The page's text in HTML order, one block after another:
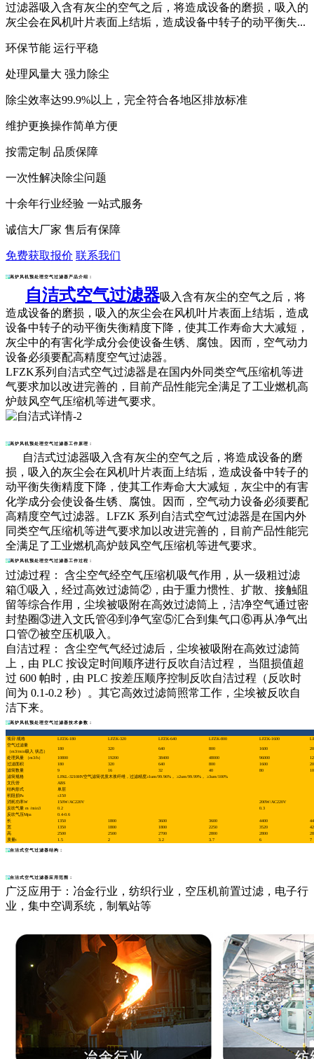
过滤器吸入含有灰尘的空气之后，将造成设备的磨损，吸入的
灰尘会在风机叶片表面上结垢，造成设备中转子的动平衡失...
环保节能 运行平稳
处理风量大 强力除尘
除尘效率达99.9%以上，完全符合各地区排放标准
维护更换操作简单方便
按需定制 品质保障
一次性解决除尘问题
十余年行业经验 一站式服务
诚信大厂家 售后有保障
免费获取报价 联系我们
高炉风机预处理空气过滤器产品介绍：
自洁式空气过滤器吸入含有灰尘的空气之后，将
造成设备的磨损，吸入的灰尘会在风机叶片表面上结垢，造成
设备中转子的动平衡失衡精度下降，使其工作寿命大大减短，
灰尘中的有害化学成分会使设备生锈、腐蚀。因而，空气动力
设备必须要配高精度空气过滤器。
LFZK系列 自洁式空气过滤器是在国内外同类空气压缩机等进
气要求加以改进完善的，目前产品性能完全满足了工业燃机高
炉鼓风空气压缩机等进气要求。
高炉风机预处理空气过滤器工作原理：
自洁式过滤器吸入含有灰尘的空气之后，将造成设备的磨
损，吸入的灰尘会在风机叶片表面上结垢，造成设备中转子的
动平衡失衡精度下降，使其工作寿命大大减短，灰尘中的有害
化学成分会使设备生锈、腐蚀。因而，空气动力设备必须要配
高精度空气过滤器。LFZK 系列自洁式空气过滤器是在国内外
同类空气压缩机等进气要求加以改进完善的，目前产品性能完
全满足了工业燃机高炉鼓风空气压缩机等进气要求。
高炉风机预处理空气过滤器工作过程：
过滤过程： 含尘空气经空气压缩机吸气作用，从一级粗过滤
箱①吸入，经过高效过滤筒②，由于重力惯性、扩散、接触阻
留等综合作用，尘埃被吸附在高效过滤筒上，洁净空气通过密
封垫圈③进入文氏管④到净气室⑤汇合到集气口⑥再从净气出
口管⑦被空压机吸入。
自洁过程： 含尘空气气经过滤后，尘埃被吸附在高效过滤筒
上，由 PLC 按设定时间顺序进行反吹自洁过程， 当阻损值超
过 600 帕时，由 PLC 按差压顺序控制反吹自洁过程（反吹时
间为 0.1-0.2 秒）。其它高效过滤筒照常工作，尘埃被反吹自
洁下来。
高炉风机预处理空气过滤器技术参数：
项目\规格 LFZK-180 LFZK-320 LFZK-640 LFZK-800 LFZK-1600
空气过滤量
180
320 640 800 1600
（m3/min吸入 状态）
处理风量 （m3/h）
10800 19200 38400 48000 96000
过滤面积
180 320 640 800 1600
滤筒数量
9 16 32 40 80
滤筒规格
LFKL-3210HV空气滤筒优质木浆纤维，过滤精度≥1um/99.96%， ≥2um/99.99%， ≥3um/100%
文氏管
ABS
结构形式
单层
初阻损Pa
≤150
消耗功率W
150W/AC220V
200W/AC220V
反吹气量 m /min3
0.2
0.3
反吹气压Mpa
0.4-0.6
长
1350 1800 3600 3600 4400
宽
1350 1800 1800 2250 3520
高
2500 2500 2700 2800 2800
质量t
1.5 2 3.2 3.7 6 7
自洁式空气过滤器结构：
自洁式空气过滤器应用范围：
广泛应用于：冶金行业，纺织行业，空压机前置过滤，电子行
业，集中空调系统，制氧站等